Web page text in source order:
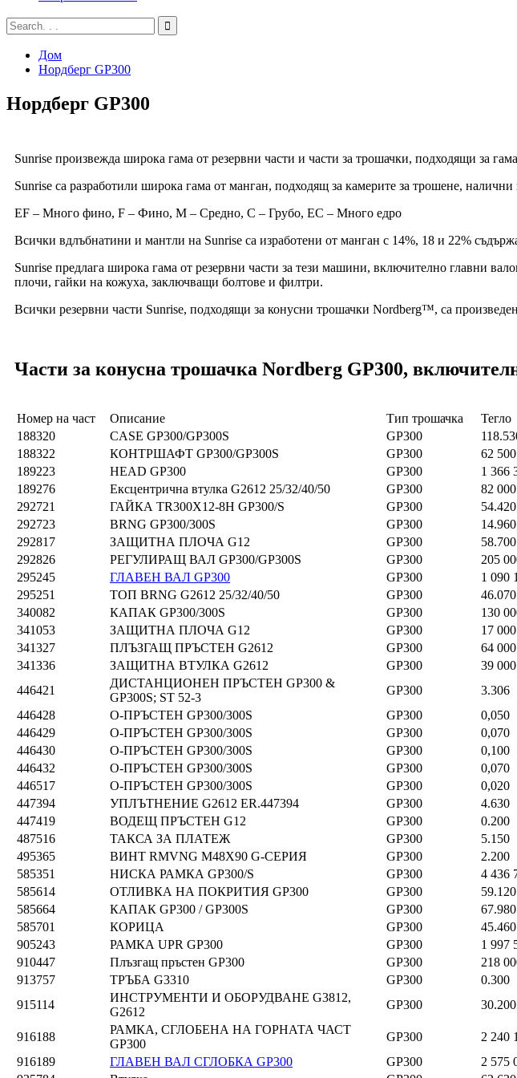
Дом
Нордберг GP300
Нордберг GP300
Sunrise произвежда широка гама от резервни части и части за трошачки, подходящи за
Sunrise са разработили широка гама от манган, подходящ за камерите за трошене,
EF – Много фино, F – Фино, M – Средно, C – Грубо, EC – Много едро
Всички вдлъбнатини и мантли на Sunrise са изработени от манган с 14%, 18 и 22%
Sunrise предлага широка гама от резервни части за тези машини, включително главни
плочи, гайки на кожуха, заключващи болтове и филтри.
Всички резервни части Sunrise, подходящи за конусни трошачки Nordberg™, са
Части за конусна трошачка Nordberg GP300,
Номер на част Описание Тип трошачка
Тегло
188320
CASE GP300/GP300S GP300
188322
КОНТРШАФТ GP300/GP300S GP300
62 500
189223
HEAD GP300 GP300
1 366
189276
Ексцентрична втулка G2612 25/32/40/50 GP300
82 000
292721
ГАЙКА TR300X12-8H GP300/S GP300
54.420
292723
BRNG GP300/300S GP300
14.960
292817
ЗАЩИТНА ПЛОЧА G12 GP300
58.700
292826
РЕГУЛИРАЩ ВАЛ GP300/GP300S GP300
205
295245
ГЛАВЕН ВАЛ GP300 GP300
1 090
295251
ТОП BRNG G2612 25/32/40/50 GP300
46.070
340082
КАПАК GP300/300S GP300
130
341053
ЗАЩИТНА ПЛОЧА G12 GP300
17 000
341327
ПЛЪЗГАЩ ПРЪСТЕН G2612 GP300
64 000
341336
ЗАЩИТНА ВТУЛКА G2612 GP300
39 000
446421
ДИСТАНЦИОНЕН ПРЪСТЕН GP300 &
GP300S; ST 52-3
GP300
3.306
446428
О-ПРЪСТЕН GP300/300S GP300
0,050
446429
О-ПРЪСТЕН GP300/300S GP300
0,070
446430
О-ПРЪСТЕН GP300/300S GP300
0,100
446432
О-ПРЪСТЕН GP300/300S GP300
0,070
446517
О-ПРЪСТЕН GP300/300S GP300
0,020
447394
УПЛЪТНЕНИЕ G2612 ER.447394 GP300
4.630
447419
ВОДЕЩ ПРЪСТЕН G12 GP300
0.200
487516
ТАКСА ЗА ПЛАТЕЖ GP300
5.150
495365
ВИНТ RMVNG M48X90 G-СЕРИЯ GP300
2.200
585351
НИСКА РАМКА GP300/S GP300
4 436
585614
ОТЛИВКА НА ПОКРИТИЯ GP300 GP300
59.120
585664
КАПАК GP300 / GP300S GP300
67.980
585701
КОРИЦА GP300
45.460
905243
РАМКА UPR GP300 GP300
1 997
910447
Плъзгащ пръстен GP300 GP300
218
913757
ТРЪБА G3310 GP300
0.300
915114
ИНСТРУМЕНТИ И ОБОРУДВАНЕ G3812,
G2612
GP300 30.200
916188
РАМКА, СГЛОБЕНА НА ГОРНАТА ЧАСТ
GP300
GP300
2 240
916189
ГЛАВЕН ВАЛ СГЛОБКА GP300 GP300
2 575